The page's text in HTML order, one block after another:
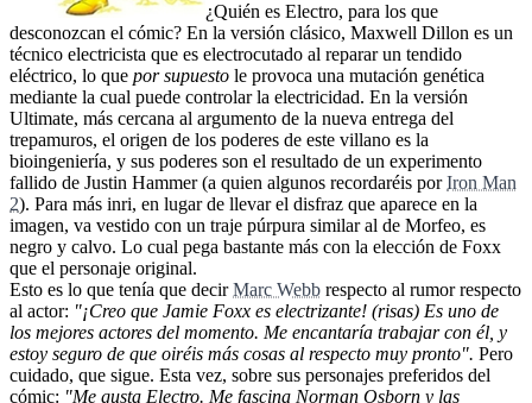
¿Quién es Electro, para los que
desconozcan el cómic? En la versión clásico, Maxwell Dillon es un
técnico electricista que es electrocutado al reparar un tendido
eléctrico, lo que por supuesto le provoca una mutación genética
mediante la cual puede controlar la electricidad. En la versión
Ultimate, más cercana al argumento de la nueva entrega del
trepamuros, el origen de los poderes de este villano es la
bioingeniería, y sus poderes son el resultado de un experimento
fallido de Justin Hammer (a quien algunos recordaréis porIron Man
2). Para más inri, en lugar de llevar el disfraz que aparece en la
imagen, va vestido con un traje púrpura similar al de Morfeo, es
negro y calvo. Lo cual pega bastante más con la elección de Foxx
que el personaje original.
Esto es lo que tenía que decirMarc Webb respecto al rumor respecto
al actor: "¡Creo que Jamie Foxx es electrizante! (risas) Es uno de
los mejores actores del momento. Me encantaría trabajar con él, y
estoy seguro de que oiréis más cosas al respecto muy pronto". Pero
cuidado, que sigue. Esta vez, sobre sus personajes preferidos del
cómic: "Me gusta Electro. Me fascina Norman Osborn y las